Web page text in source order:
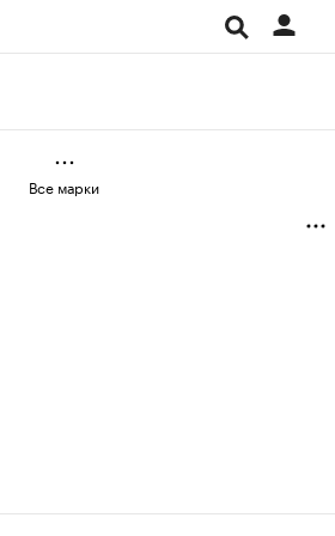
Все марки